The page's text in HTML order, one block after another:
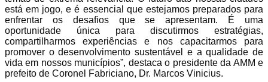
está em jogo, e é essencial que estejamos preparados para
enfrentar os desafios que se apresentam. É uma
oportunidade única para discutirmos estratégias,
compartilharmos experiências e nos capacitarmos para
promover o desenvolvimento sustentável e a qualidade de
vida em nossos municípios”, destaca o presidente da AMM e
prefeito de Coronel Fabriciano, Dr. Marcos Vinicius.